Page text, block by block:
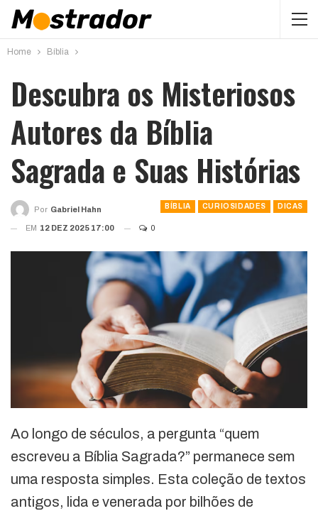
Home Bíblia
Descubra os Misteriosos
Autores da Bíblia
Sagrada e Suas Histórias
BÍBLIA CURIOSIDADES DICAS
Por Gabriel Hahn
EM 12 DEZ 2025 17:00 0
Ao longo de séculos, a pergunta “quem
escreveu a Bíblia Sagrada?” permanece sem
uma resposta simples. Esta coleção de textos
antigos, lida e venerada por bilhões de